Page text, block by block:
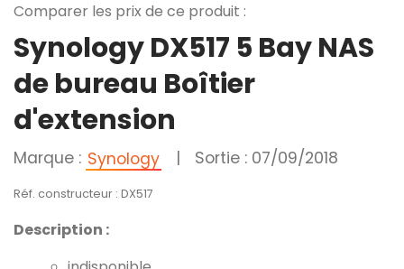
Comparer les prix de ce produit :
Synology DX517 5 Bay NAS
de bureau Boîtier
d'extension
Marque : Synology | Sortie : 07/09/2018
Réf. constructeur : DX517
Description :